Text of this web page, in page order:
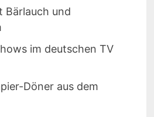
Bärlauch und
im deutschen TV
Döner aus dem